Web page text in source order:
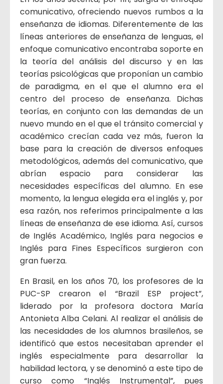
comunicativo, ofreciendo nuevos rumbos a la
enseñanza de idiomas. Diferentemente de las
líneas anteriores de enseñanza de lenguas, el
enfoque comunicativo encontraba soporte en
la teoría del análisis del discurso y en las
teorías psicológicas que proponían un cambio
de paradigma, en el que el alumno era el
centro del proceso de enseñanza. Dichas
teorías, en conjunto con las demandas de un
nuevo mundo en el que el tránsito comercial y
académico crecían cada vez más, fueron la
base para la creación de diversos enfoques
metodológicos, además del comunicativo, que
abrían espacio para considerar las
necesidades específicas del alumno. En ese
momento, la lengua elegida era el inglés y, por
esa razón, nos referimos principalmente a las
líneas de enseñanza de ese idioma. Así, cursos
de Inglés Académico, Inglés para negocios e
Inglés para Fines Específicos surgieron con
gran fuerza.
En Brasil, en los años 70, los profesores de la
PUC-SP crearon el “Brazil ESP project”,
liderado por la profesora doctora María
Antonieta Alba Celani. Al realizar el análisis de
las necesidades de los alumnos brasileños, se
identificó que estos necesitaban aprender el
inglés especialmente para desarrollar la
habilidad lectora, y se denominó a este tipo de
curso como “Inglés Instrumental”, pues